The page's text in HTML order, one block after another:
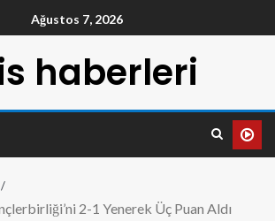
Ağustos 7, 2026
haberleri
2-1 Yenerek Üç Puan Aldı